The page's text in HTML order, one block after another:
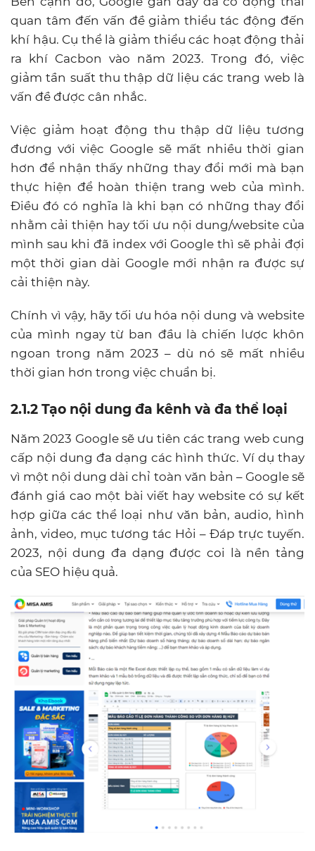
quan tâm đến vấn đề giảm thiểu tác động đến
khí hậu. Cụ thể là giảm thiểu các hoạt động thải
ra khí Cacbon vào năm 2023. Trong đó, việc
giảm tần suất thu thập dữ liệu các trang web là
vấn đề được cân nhắc.
Việc giảm hoạt động thu thập dữ liệu tương
đương với việc Google sẽ mất nhiều thời gian
hơn để nhận thấy những thay đổi mới mà bạn
thực hiện để hoàn thiện trang web của mình.
Điều đó có nghĩa là khi bạn có những thay đổi
nhằm cải thiện hay tối ưu nội dung/website của
mình sau khi đã index với Google thì sẽ phải đợi
một thời gian dài Google mới nhận ra được sự
cải thiện này.
Chính vì vậy, hãy tối ưu hóa nội dung và website
của mình ngay từ ban đầu là chiến lược khôn
ngoan trong năm 2023 – dù nó sẽ mất nhiều
thời gian hơn trong việc chuẩn bị.
2.1.2 Tạo nội dung đa kênh và đa thể loại
Năm 2023 Google sẽ ưu tiên các trang web cung
cấp nội dung đa dạng các hình thức. Ví dụ thay
vì một nội dung dài chỉ toàn văn bản – Google sẽ
đánh giá cao một bài viết hay website có sự kết
hợp giữa các thể loại như văn bản, audio, hình
ảnh, video, mục tương tác Hỏi – Đáp trực tuyến.
2023, nội dung đa dạng được coi là nền tảng
của SEO hiệu quả.